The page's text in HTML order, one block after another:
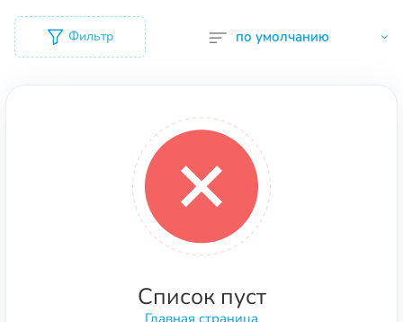
Фильтр
Список пуст
Главная страница